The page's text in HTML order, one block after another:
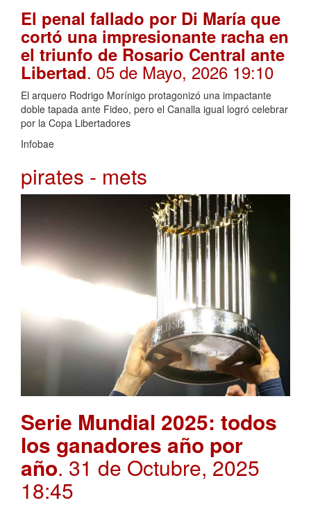
El penal fallado por Di María que
cortó una impresionante racha en
el triunfo de Rosario Central ante
Libertad. 05 de Mayo, 2026 19:10
El arquero Rodrigo Morínigo protagonizó una impactante
doble tapada ante Fideo, pero el Canalla igual logró celebrar
por la Copa Libertadores
Infobae
pirates - mets
Serie Mundial 2025: todos
los ganadores año por
año. 31 de Octubre, 2025
18:45